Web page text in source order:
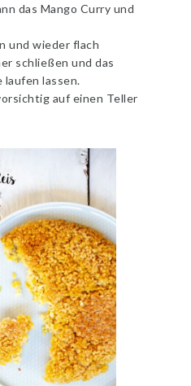
das Mango Curry und
und wieder flach
schließen und das
laufen lassen.
auf einen Teller